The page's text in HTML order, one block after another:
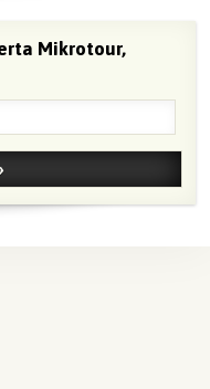
Mikrotour,